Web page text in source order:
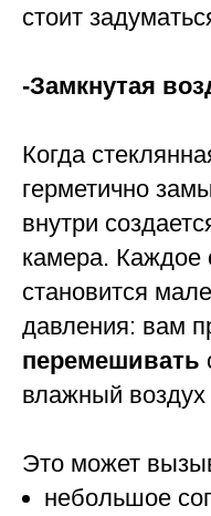
стоит
-Замкнутая
Когда
герметично
внутри
камера. Каждое
становится
давления: вам
перемешивать
влажный
Это может
небольшое